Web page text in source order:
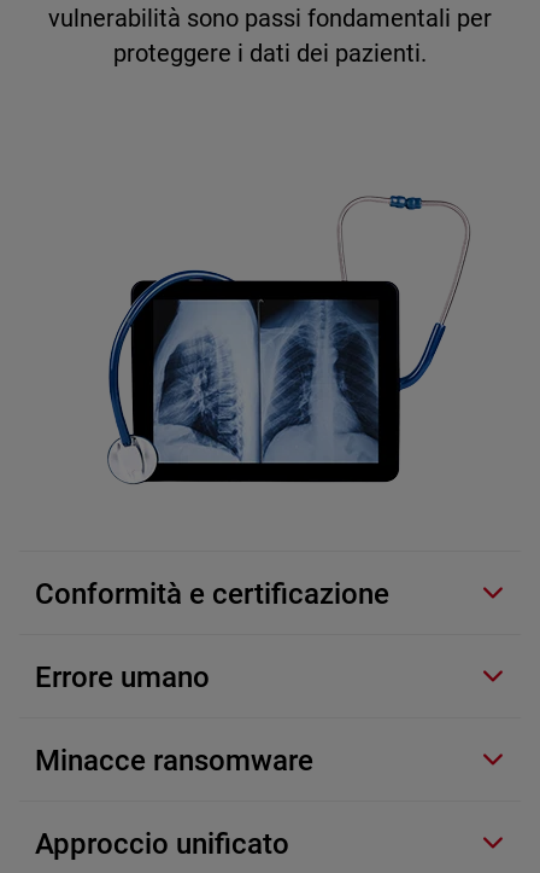
vulnerabilità sono passi fondamentali per
proteggere i dati dei pazienti.
Conformità e certificazione
Errore umano
Minacce ransomware
Approccio unificato